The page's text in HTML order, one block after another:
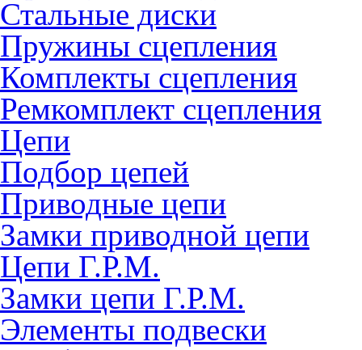
Стальные диски
Пружины сцепления
Комплекты сцепления
Ремкомплект сцепления
Цепи
Подбор цепей
Приводные цепи
Замки приводной цепи
Цепи Г.Р.М.
Замки цепи Г.Р.М.
Элементы подвески